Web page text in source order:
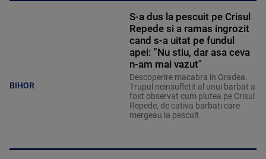
BIHOR
S-a dus la pescuit pe Crisul
Repede si a ramas ingrozit
cand s-a uitat pe fundul
apei: "Nu stiu, dar asa ceva
n-am mai vazut"
Descoperire macabra in Oradea.
Trupul neinsufletit al unui barbat a
fost observat cum plutea pe Crisul
Repede, de cativa barbati care
mergeau la pescuit.